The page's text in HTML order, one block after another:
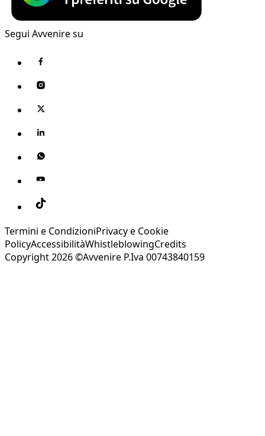
Segui Avvenire su
Termini e CondizioniPrivacy e Cookie
PolicyAccessibilitàWhistleblowingCredits
Copyright 2026 ©Avvenire P.Iva 00743840159